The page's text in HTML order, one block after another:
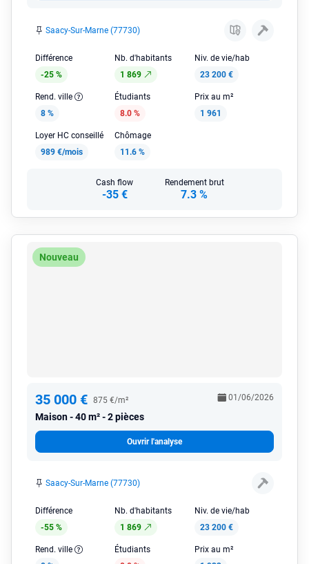
Saacy-Sur-Marne (77730)
Différence
-25 %
Nb. d'habitants
1 869
Niv. de vie/hab
23 200 €
Rend. ville
8 %
Étudiants
8.0 %
Prix au m²
1 961
Loyer HC conseillé
989 €/mois
Chômage
11.6 %
Cash flow
-35 €
Rendement brut
7.3 %
Nouveau
35 000 € 875 €/m²
Maison 40 m² - 2 pièces
01/06/2026
Ouvrir l'analyse
Saacy-Sur-Marne (77730)
Différence
-55 %
Nb. d'habitants
1 869
Niv. de vie/hab
23 200 €
Rend. ville
Étudiants
Prix au m²